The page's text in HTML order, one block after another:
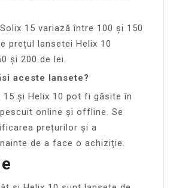
15 variază între 100 și 150
prețul lansetei Helix 10
și 200 de lei.
aceste lansete?
15 și Helix 10 pot fi găsite în
online și offline. Se
prețurilor și a
de a face o achiziție.